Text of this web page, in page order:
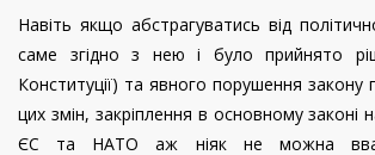
Навіть якщо абстрагуватись від
саме згідно з нею і було прийнято
Конституції) та явного порушення закону
цих змін, закріплення в основному законі
ЄС та НАТО аж ніяк не можна